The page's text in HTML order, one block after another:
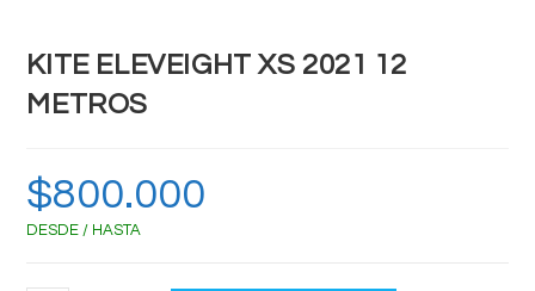
KITE ELEVEIGHT XS 2021 12
METROS
$800.000
DESDE / HASTA